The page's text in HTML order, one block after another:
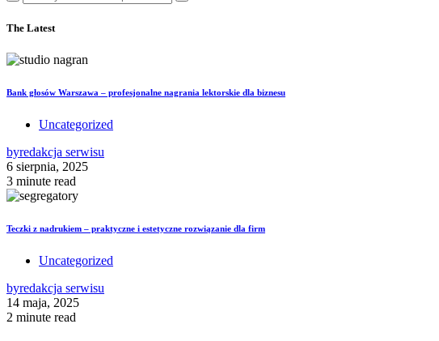
The Latest
Bank głosów Warszawa – profesjonalne nagrania lektorskie dla biznesu
Uncategorized
byredakcja serwisu
6 sierpnia, 2025
3 minute read
Teczki z nadrukiem – praktyczne i estetyczne rozwiązanie dla firm
Uncategorized
byredakcja serwisu
14 maja, 2025
2 minute read